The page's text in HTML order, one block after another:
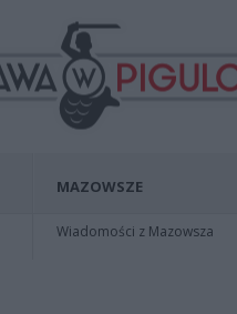
MAZOWSZE
Wiadomości z Mazowsza